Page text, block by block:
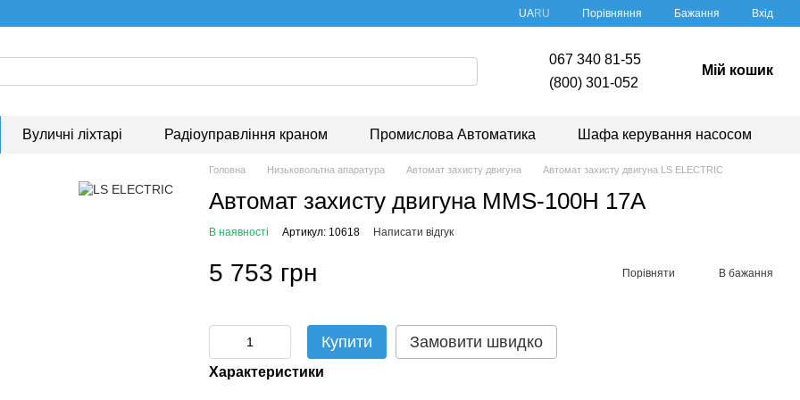
UARU Порівняння Бажання Вхід
067 340 81-55
(800) 301-052
Мій кошик
Вуличні ліхтарі Радіоуправління краном Промислова Автоматика Шафа керування насосом
Головна Низьковольтна апаратура Автомат захисту двигуна Автомат захисту двигуна LS ELECTRIC
Автомат захисту двигуна MMS-100H 17A
В наявності Артикул: 10618 Написати відгук
5 753 грн Порівняти В бажання
Купити Замовити швидко
Характеристики